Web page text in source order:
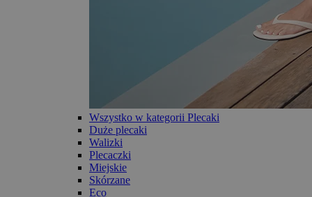
Wszystko w kategorii Plecaki
Duże plecaki
Walizki
Plecaczki
Miejskie
Skórzane
Eco